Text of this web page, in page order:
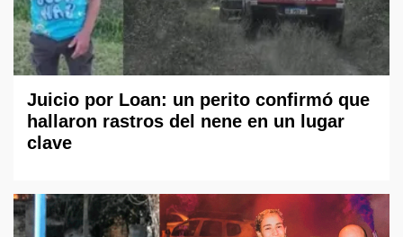
Juicio por Loan: un perito confirmó que
hallaron rastros del nene en un lugar
clave